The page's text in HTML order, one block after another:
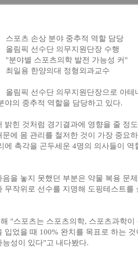
스포츠 손상 분야 중추적 역할 담당
올림픽 선수단 의무지원단장 수행
"분야별 스포츠의학 발전 가능성 커"
최일용 한양의대 정형외과교수
올림픽 선수단 의무지원단장으로 아
야의 중추적 역할을 담당하고 있다.
밝힌 것처럼 경기결과에 영향을 줄 정
에 몸 관리를 철저한 것이 가장 중요
에 촉각을 곤두세운 4명의 의사들이
을 놓지 못했던 부분은 약물 복용 문
무작위로 선수를 지명해 도핑테스트
"스포츠는 스포츠의학, 스포츠과학
입었을 때 100% 완치를 목표로 하는
성이 있다"고 내다봤다.